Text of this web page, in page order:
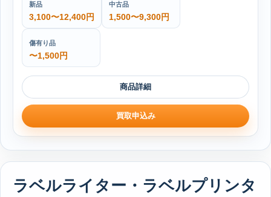
新品
3,100〜12,400円
中古品
1,500〜9,300円
傷有り品
〜1,500円
商品詳細
買取申込み
ラベルライター・ラベルプリンタ